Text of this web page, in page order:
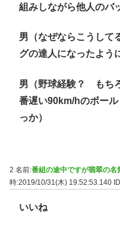
組みしながら他人のバ
男（なぜならこうして
グの達人になったよう
男（野球経験？ もち
番遅い90km/hのボー
っか）
2 名前:番組の途中ですが翡翠の名
時:2019/10/31(木) 19:52:53.140
いいね